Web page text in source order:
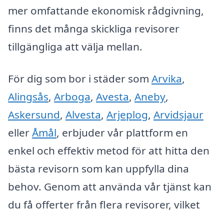
mer omfattande ekonomisk rådgivning,
finns det många skickliga revisorer
tillgängliga att välja mellan.
För dig som bor i städer som Arvika,
Alingsås, Arboga, Avesta, Aneby,
Askersund, Alvesta, Arjeplog, Arvidsjaur
ellerÅmål, erbjuder vår plattform en
enkel och effektiv metod för att hitta den
bästa revisorn som kan uppfylla dina
behov. Genom att använda vår tjänst kan
du få offerter från flera revisorer, vilket